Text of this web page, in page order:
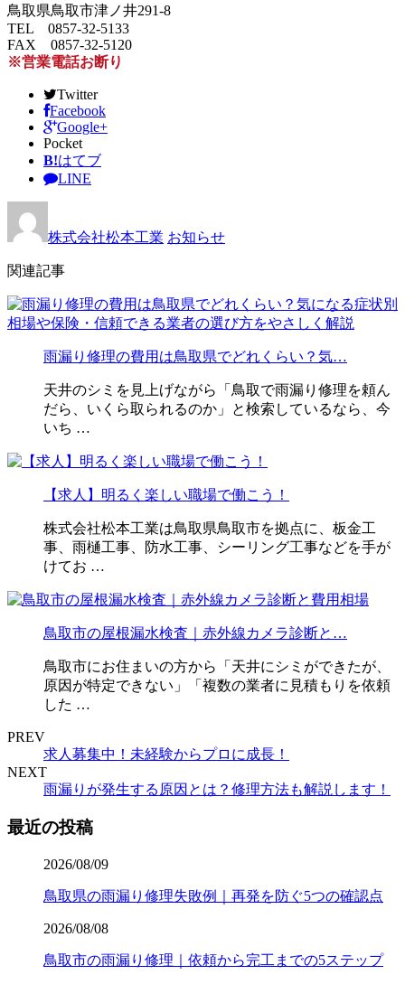
鳥取県鳥取市津ノ井291-8
TEL 0857-32-5133
FAX 0857-32-5120
※営業電話お断り
Twitter
Facebook
Google+
Pocket
B!はてブ
LINE
株式会社松本工業 お知らせ
関連記事
雨漏り修理の費用は鳥取県でどれくらい？気…
天井のシミを見上げながら「鳥取で雨漏り修理を頼ん
だら、いくら取られるのか」と検索しているなら、今
いち …
【求人】明るく楽しい職場で働こう！
株式会社松本工業は鳥取県鳥取市を拠点に、板金工
事、雨樋工事、防水工事、シーリング工事などを手が
けてお …
鳥取市の屋根漏水検査｜赤外線カメラ診断と…
鳥取市にお住まいの方から「天井にシミができたが、
原因が特定できない」「複数の業者に見積もりを依頼
した …
PREV
求人募集中！未経験からプロに成長！
NEXT
雨漏りが発生する原因とは？修理方法も解説します！
最近の投稿
2026/08/09
鳥取県の雨漏り修理失敗例｜再発を防ぐ5つの確認点
2026/08/08
鳥取市の雨漏り修理｜依頼から完工までの5ステップ